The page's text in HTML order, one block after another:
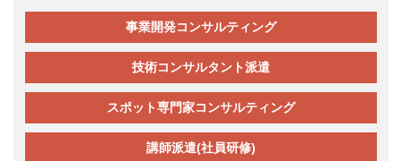
事業開発コンサルティング
技術コンサルタント派遣
スポット専門家コンサルティング
講師派遣(社員研修)